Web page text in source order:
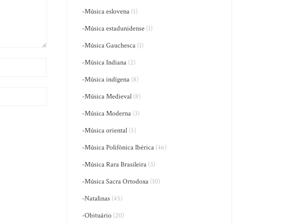
-Música eslovena (1)
-Música estadunidense (1)
-Música Gauchesca (1)
-Música Indiana (2)
-Música indígena (8)
-Música Medieval (8)
-Música Moderna (3)
-Música oriental (5)
-Música Polifônica Ibérica (46)
-Música Rara Brasileira (3)
-Música Sacra Ortodoxa (10)
-Natalinas (45)
-Obituário (20)